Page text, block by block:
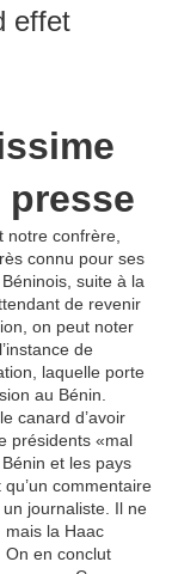
effet
notre confrère,
connu pour ses
suite à la
de revenir
on peut noter
de
laquelle porte
au Bénin.
canard d’avoir
présidents «mal
et les pays
commentaire
journaliste. Il ne
mais la Haac
On en conclut